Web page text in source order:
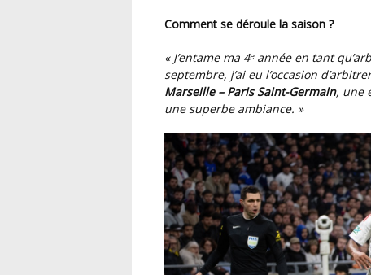
Comment se déroule la saison ?
« J’entame ma 4ᵉ année en tant
septembre, j’ai eu l’occasion
Marseille – Paris Saint-Germain, une
une superbe ambiance. »